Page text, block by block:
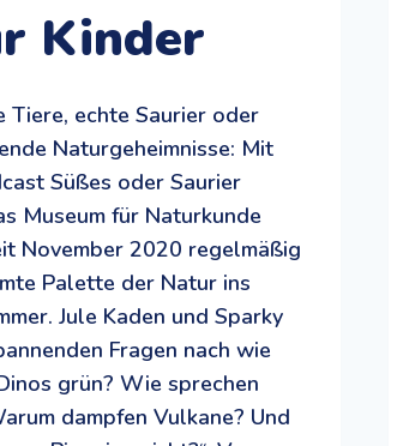
Kinder
Tiere, echte Saurier oder
Naturgeheimnisse: Mit
Süßes oder Saurier
Museum für Naturkunde
November 2020 regelmäßig
Palette der Natur ins
Jule Kaden und Sparky
Fragen nach wie
grün? Wie sprechen
dampfen Vulkane? Und